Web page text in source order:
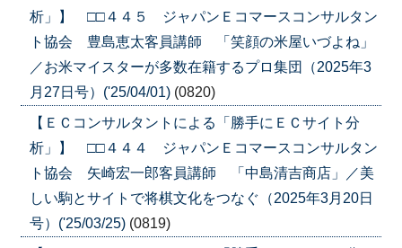
析」】 □□４４５ ジャパンＥコマースコンサルタン
ト協会 豊島恵太客員講師 「笑顔の米屋いづよね」
／お米マイスターが多数在籍するプロ集団（2025年3
月27日号）('25/04/01) (0820)
【ＥＣコンサルタントによる「勝手にＥＣサイト分
析」】 □□４４４ ジャパンＥコマースコンサルタン
ト協会 矢崎宏一郎客員講師 「中島清吉商店」／美
しい駒とサイトで将棋文化をつなぐ（2025年3月20日
号）('25/03/25) (0819)